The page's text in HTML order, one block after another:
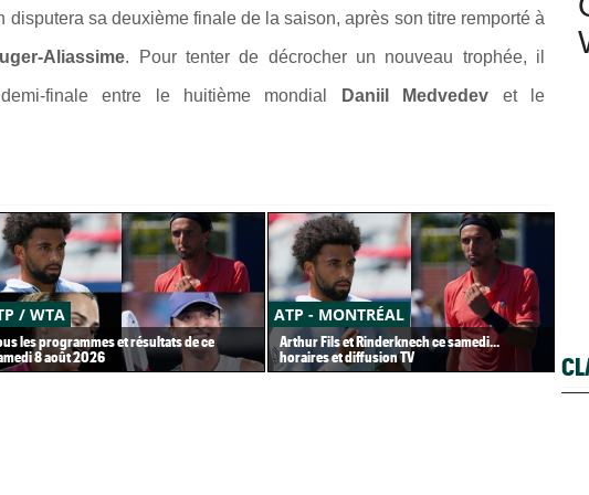
disputera sa deuxième finale de la saison, après son titre remporté à
Aliassime. Pour tenter de décrocher un nouveau trophée, il
finale entre le huitième mondial Daniil Medvedev et le
/ WTA
les programmes et résultats de ce
8 août 2026
ATP - MONTRÉAL
Arthur Fils et Rinderknech ce samedi...
horaires et diffusion TV